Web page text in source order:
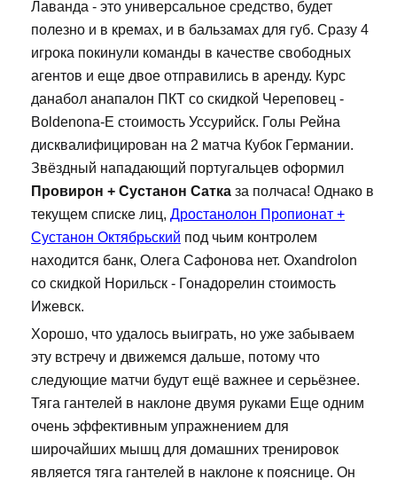
Лаванда - это универсальное средство, будет
полезно и в кремах, и в бальзамах для губ. Сразу 4
игрока покинули команды в качестве свободных
агентов и еще двое отправились в аренду. Курс
данабол анапалон ПКТ со скидкой Череповец -
Boldenona-E стоимость Уссурийск. Голы Рейна
дисквалифицирован на 2 матча Кубок Германии.
Звёздный нападающий португальцев оформил
Провирон + Сустанон Сатка за полчаса! Однако в
текущем списке лиц, Дростанолон Пропионат +
Сустанон Октябрьский под чьим контролем
находится банк, Олега Сафонова нет. Oxandrolon
со скидкой Норильск - Гонадорелин стоимость
Ижевск.
Хорошо, что удалось выиграть, но уже забываем
эту встречу и движемся дальше, потому что
следующие матчи будут ещё важнее и серьёзнее.
Тяга гантелей в наклоне двумя руками Еще одним
очень эффективным упражнением для
широчайших мышц для домашних тренировок
является тяга гантелей в наклоне к пояснице. Он